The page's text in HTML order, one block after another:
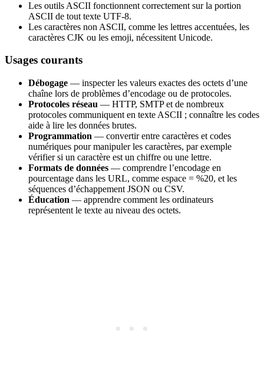
Les outils ASCII fonctionnent correctement sur la portion
ASCII de tout texte UTF-8.
Les caractères non ASCII, comme les lettres accentuées, les
caractères CJK ou les emoji, nécessitent Unicode.
Usages courants
Débogage — inspecter les valeurs exactes des octets d’une
chaîne lors de problèmes d’encodage ou de protocoles.
Protocoles réseau — HTTP, SMTP et de nombreux
protocoles communiquent en texte ASCII ; connaître les codes
aide à lire les données brutes.
Programmation — convertir entre caractères et codes
numériques pour manipuler les caractères, par exemple
vérifier si un caractère est un chiffre ou une lettre.
Formats de données — comprendre l’encodage en
pourcentage dans les URL, comme espace = %20, et les
séquences d’échappement JSON ou CSV.
Éducation — apprendre comment les ordinateurs
représentent le texte au niveau des octets.